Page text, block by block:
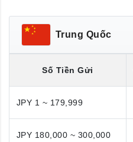
Trung Quốc
Số Tiền Gửi
JPY 1 ~ 179,999
JPY 180,000 ~ 300,000